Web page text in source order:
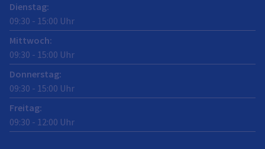
Dienstag:
09:30 - 15:00 Uhr
Mittwoch:
09:30 - 15:00 Uhr
Donnerstag:
09:30 - 15:00 Uhr
Freitag:
09:30 - 12:00 Uhr